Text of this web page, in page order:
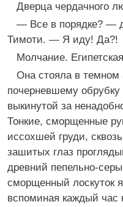
Дверца чердачного
— Все в порядке? —
Тимоти. — Я иду! Да?!
Молчание.
Она стояла в темном
почерневшему
выкинутой за
Тонкие, сморщенные
иссохшей груди,
зашитых глаз
древний пепельно-
сморщенный лоскуток
вспоминая каждый час